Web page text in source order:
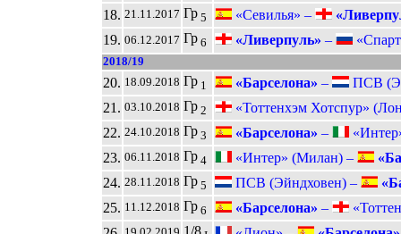
18. 21.11.2017 Гр 5 «Севилья» –
19. 06.12.2017 Гр 6 «Ливерпуль» –
2018/19
20. 18.09.2018 Гр 1 «Барселона» –
ПСВ
21. 03.10.2018 Гр 2
«Тоттенхэм Хотспур»
22. 24.10.2018 Гр 3 «Барселона» –
23. 06.11.2018 Гр 4 «Интер» (Милан) –
24. 28.11.2018 Гр 5 ПСВ (Эйндховен) –
25. 11.12.2018 Гр 6 «Барселона» –
1/8